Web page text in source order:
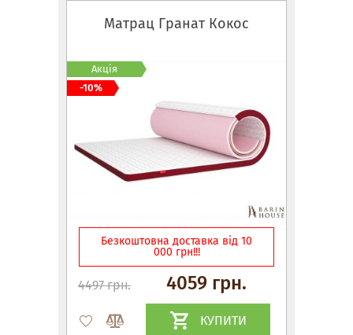
Матрац Гранат Кокос
Безкоштовна доставка від 10
000 грн!!!
4497 грн. 4059 грн.
КУПИТИ
Акція
-10%